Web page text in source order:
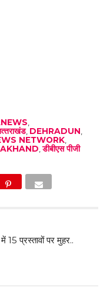
, DEHRADUN
NETWORK,
,डीबीएस पीजी
प्रस्तावों पर मुहर..